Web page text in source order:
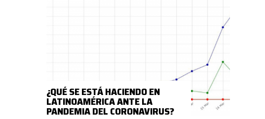
¿QUÉ SE ESTÁ HACIENDO EN
LATINOAMÉRICA ANTE LA
PANDEMIA DEL CORONAVIRUS?